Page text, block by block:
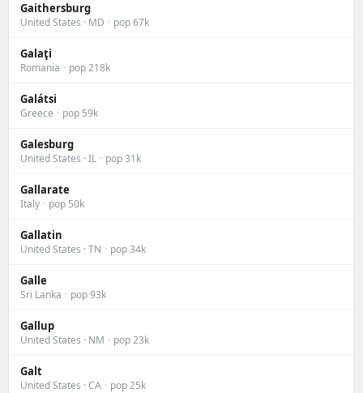
Gaithersburg
United States · MD · pop 67k
Galaţi
Romania · pop 218k
Galátsi
Greece · pop 59k
Galesburg
United States · IL · pop 31k
Gallarate
Italy · pop 50k
Gallatin
United States · TN · pop 34k
Galle
Sri Lanka · pop 93k
Gallup
United States · NM · pop 23k
Galt
United States · CA · pop 25k